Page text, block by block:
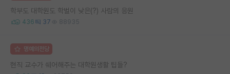
학부도 대학원도 학벌이 낮은(?) 사람의 응원
436 37 88935
명예의전당
현직 교수가 쉐어해주는 대학원생활 팁들?